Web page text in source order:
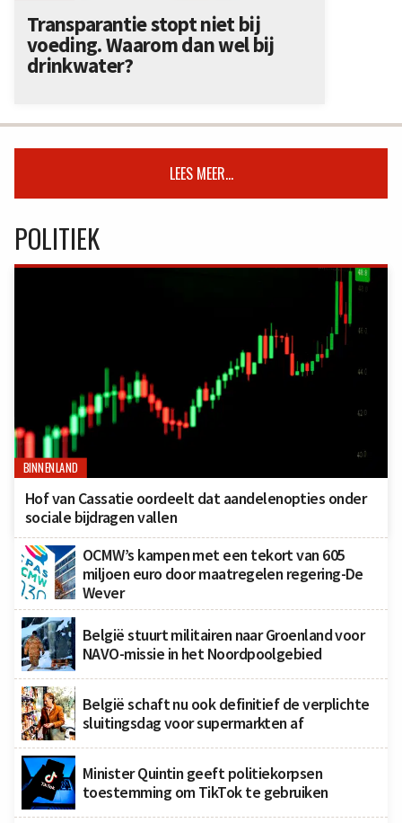
Transparantie stopt niet bij
voeding. Waarom dan wel bij
drinkwater?
LEES MEER...
POLITIEK
BINNENLAND
Hof van Cassatie oordeelt dat aandelenopties onder
sociale bijdragen vallen
OCMW’s kampen met een tekort van 605
miljoen euro door maatregelen regering-De
Wever
België stuurt militairen naar Groenland voor
NAVO-missie in het Noordpoolgebied
België schaft nu ook definitief de verplichte
sluitingsdag voor supermarkten af
Minister Quintin geeft politiekorpsen
toestemming om TikTok te gebruiken